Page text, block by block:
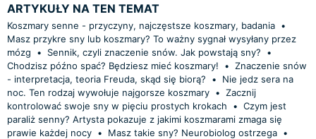
ARTYKUŁY NA TEN TEMAT
Koszmary senne - przyczyny, najczęstsze koszmary, badania •
Masz przykre sny lub koszmary? To ważny sygnał wysyłany przez
mózg
• Sennik, czyli znaczenie snów. Jak powstają sny?
•
Chodzisz późno spać? Będziesz mieć koszmary!
• Znaczenie snów
- interpretacja, teoria Freuda, skąd się biorą?
•
Nie jedz sera na
noc. Ten rodzaj wywołuje najgorsze koszmary • Zacznij
kontrolować swoje sny w pięciu prostych krokach
• Czym jest
paraliż senny? Artysta pokazuje z jakimi koszmarami zmaga się
prawie każdej nocy • Masz takie sny? Neurobiolog ostrzega •